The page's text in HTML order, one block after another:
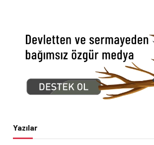
Yazılar